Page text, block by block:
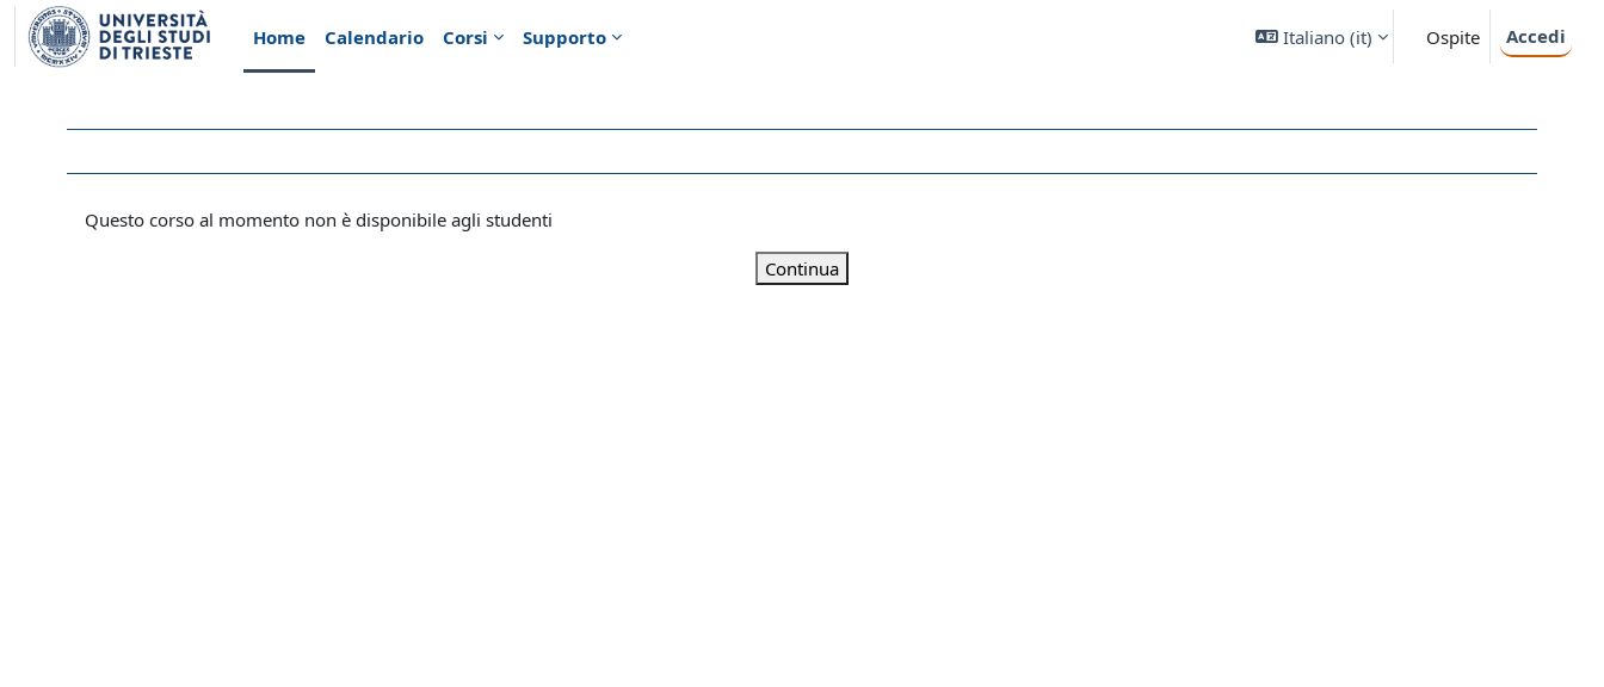
Vai al contenuto principale
Home
Calendario Corsi Supporto Italiano ‎(it)‎ Ospite Accedi
Questo corso al momento non è disponibile agli studenti
Continua